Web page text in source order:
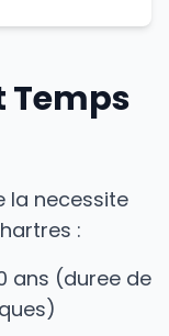
Temps
la necessite
:
ans (duree de